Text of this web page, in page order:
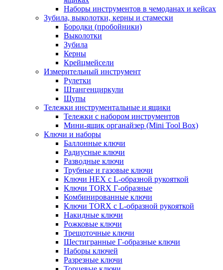
Наборы инструментов в чемоданах и кейсах
Зубила, выколотки, керны и стамески
Бородки (пробойники)
Выколотки
Зубила
Керны
Крейцмейсели
Измерительный инструмент
Рулетки
Штангенциркули
Щупы
Тележки инструментальные и ящики
Тележки с набором инструментов
Мини-ящик органайзер (Mini Tool Box)
Ключи и наборы
Баллонные ключи
Радиусные ключи
Разводные ключи
Трубные и газовые ключи
Ключи HEX с L-образной рукояткой
Ключи TORX Г-образные
Комбинированные ключи
Ключи TORX с L-образной рукояткой
Накидные ключи
Рожковые ключи
Трещоточные ключи
Шестигранные Г-образные ключи
Наборы ключей
Разрезные ключи